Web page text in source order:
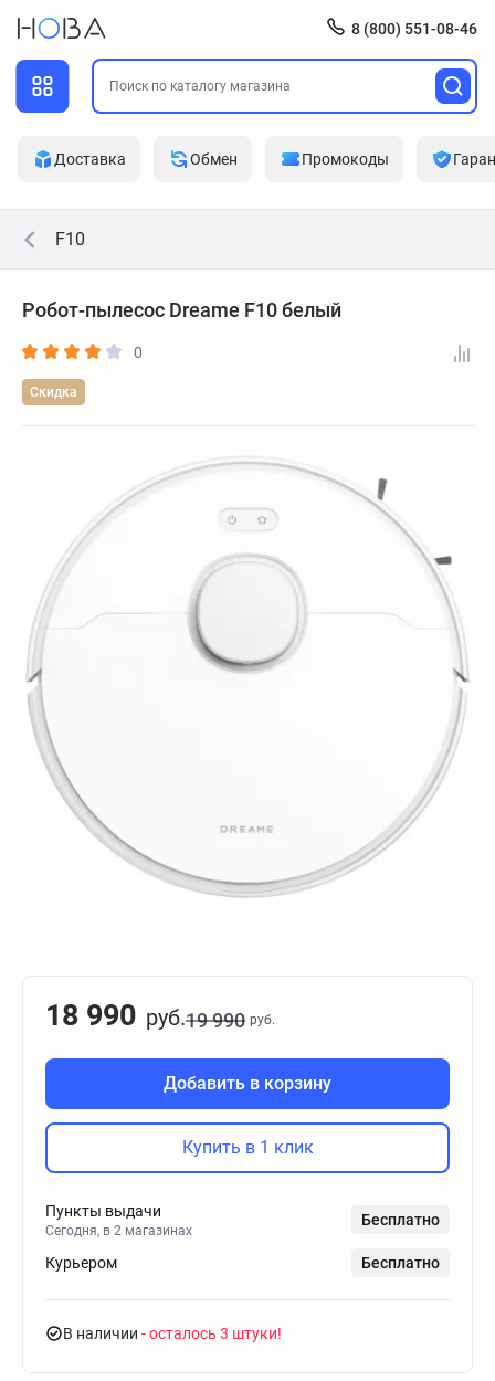
8 (800) 551-08-46
Доставка Обмен Промокоды
F10
Робот-пылесос Dreame F10 белый
0
Скидка
18 990 руб.19 990 руб.
Добавить в корзину
Купить в 1 клик
Пункты выдачи
Сегодня, в 2 магазинах
Бесплатно
Курьером Бесплатно
В наличии - осталось 3 штуки